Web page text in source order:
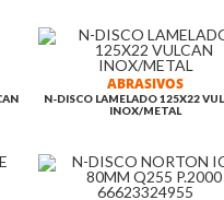
.
.
ABRASIVOS
N-DISCO LAMELADO 125X22
INOX/METAL